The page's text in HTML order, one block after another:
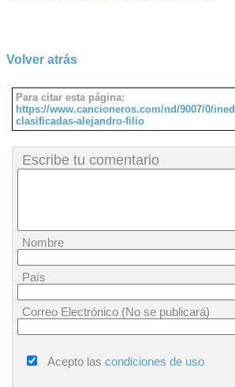
Volver atrás
Para citar esta página:
https://www.cancioneros.com/nd/9007/0/
clasificadas-alejandro-filio
Escribe tu comentario
Nombre
País
Correo Electrónico (No se publicará)
Acepto las condiciones de uso